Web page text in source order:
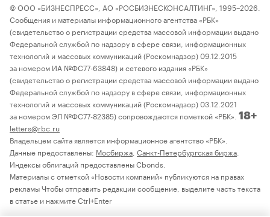
© ООО «БИЗНЕСПРЕСС», АО «РОСБИЗНЕСКОНСАЛТИНГ», 1995–2026.
Сообщения и материалы информационного агентства «РБК»
(свидетельство о регистрации средства массовой информации выдано
Федеральной службой по надзору в сфере связи, информационных
технологий и массовых коммуникаций (Роскомнадзор) 09.12.2015
за номером ИА №ФС77-63848) и сетевого издания «РБК»
(свидетельство о регистрации средства массовой информации выдано
Федеральной службой по надзору в сфере связи, информационных
технологий и массовых коммуникаций (Роскомнадзор) 03.12.2021
за номером ЭЛ №ФС77-82385) сопровождаются пометкой «РБК». 18+
letters@rbc.ru
Владельцем сайта является информационное агентство «РБК».
Данные предоставлены: Мосбиржа Санкт-Петербургская биржа
Индексы облигаций предоставлены Cbonds.
Материалы с отметкой «Новости компаний» публикуются на правах
рекламы Чтобы отправить редакции сообщение, выделите часть текста
в статье и нажмите Ctrl+Enter